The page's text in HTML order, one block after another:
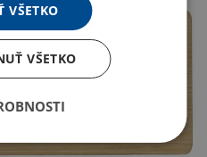
VŠETKO
VŠETKO